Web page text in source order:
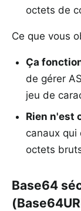
octets de
Ce que vous
Ça
de gérer
jeu de
Rien n'est
canaux qui
octets
Base64